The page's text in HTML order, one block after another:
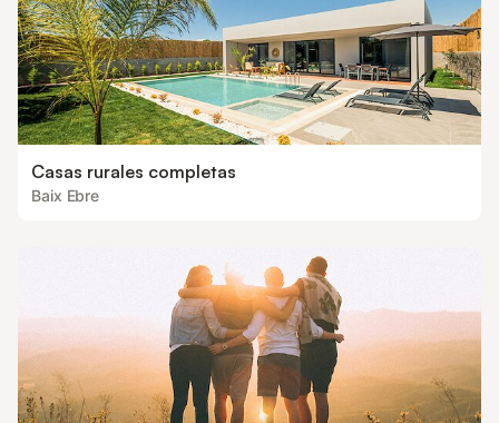
Casas rurales completas
Baix Ebre